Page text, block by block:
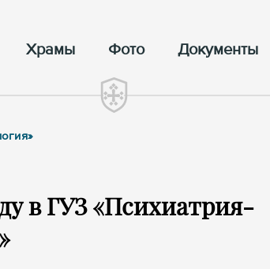
Храмы Фото Документы
в ГУЗ «Психиатрия-